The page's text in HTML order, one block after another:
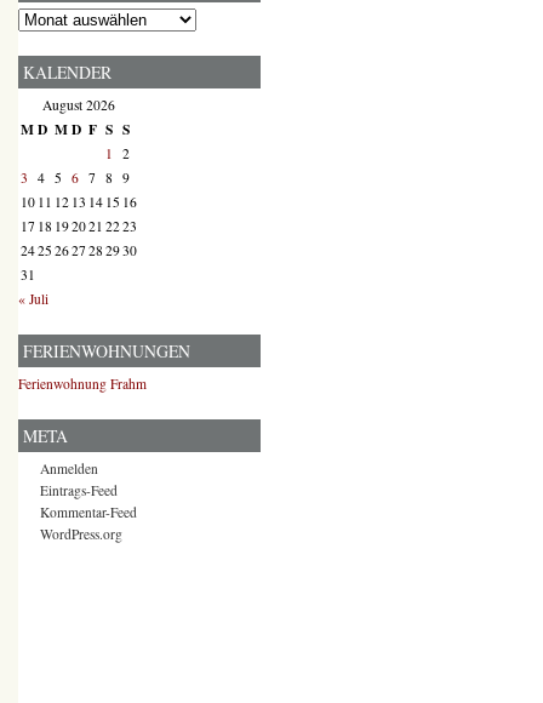
Dorf-
KALENDER
August 2026
MD MD F S S
1 2
3 4 5 6 7 8 9
10 11 12 13 14 15 16
17 18 192021 2223
2425 2627 28 2930
31
« Juli
FERIENWOHNUNGEN
Ferienwohnung Frahm
META
Anmelden
Eintrags-Feed
Kommentar-Feed
WordPress.org